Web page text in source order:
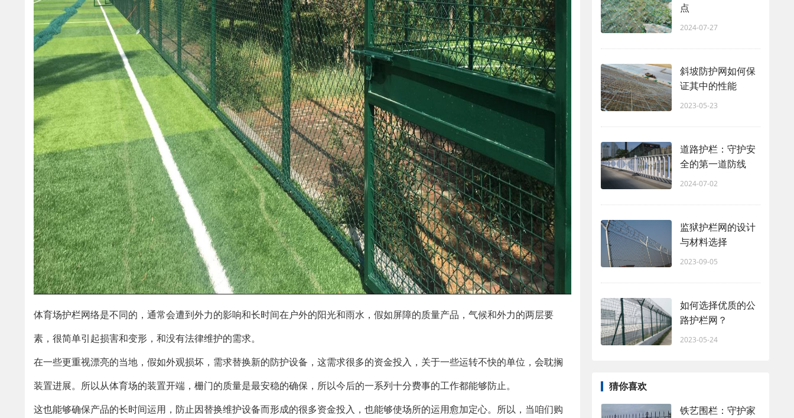
体育场护栏网络是不同的，通常会遭到外力的影响和长时间在户外的阳光和雨水，假如屏障的质量产品，气候和外力的两层要
素，很简单引起损害和变形，和没有法律维护的需求。
在一些更重视漂亮的当地，假如外观损坏，需求替换新的防护设备，这需求很多的资金投入，关于一些运转不快的单位，会耽搁
装置进展。所以从体育场的装置开端，栅门的质量是最安稳的确保，所以今后的一系列十分费事的工作都能够防止。
这也能够确保产品的长时间运用，防止因替换维护设备而形成的很多资金投入，也能够使场所的运用愈加定心。所以，当咱们购
点
2024-07-27
斜坡防护网如何保
证其中的性能
2023-05-23
道路护栏：守护安
全的第一道防线
2024-07-02
监狱护栏网的设计
与材料选择
2023-09-05
如何选择优质的公
路护栏网？
2023-05-24
猜你喜欢
铁艺围栏：守护家